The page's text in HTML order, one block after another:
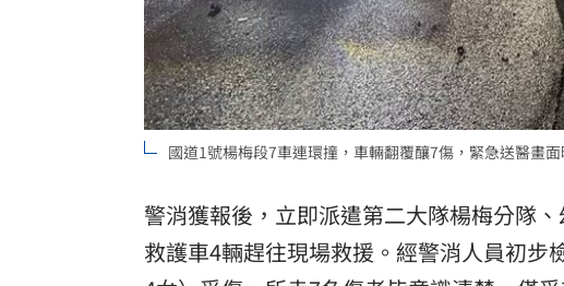
國道1號楊梅段7車連環撞，車輛翻覆釀7傷，緊急送醫畫面
警消獲報後，立即派遣第二大隊楊梅分隊
救護車4輛趕往現場救援。經警消人員初步